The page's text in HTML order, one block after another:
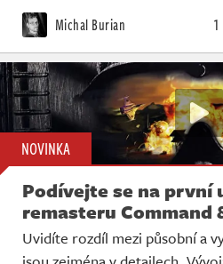
Michal Burian
NOVINKA
Podívejte se na první
remasteru Command
Uvidíte rozdíl mezi působní a